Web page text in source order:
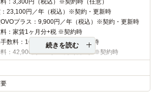
23,100円／年（税込）※契約・更新時
プラス：9,900円／年（税込）※契約・更新時
：家賃1ヶ月分+税 ※契約時
数料：16,500円（税込）※更新時
料：42,900円～48,400円（税込）※契約時
続きを読む